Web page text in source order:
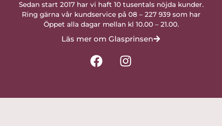
Sedan start 2017 har vi haft 10 tusentals nöjda kunder.
Ring gärna vår kundservice på 08 – 227 939 som har
Öppet alla dagar mellan kl 10.00 – 21.00.
Läs mer om Glasprinsen
F
a
I
n